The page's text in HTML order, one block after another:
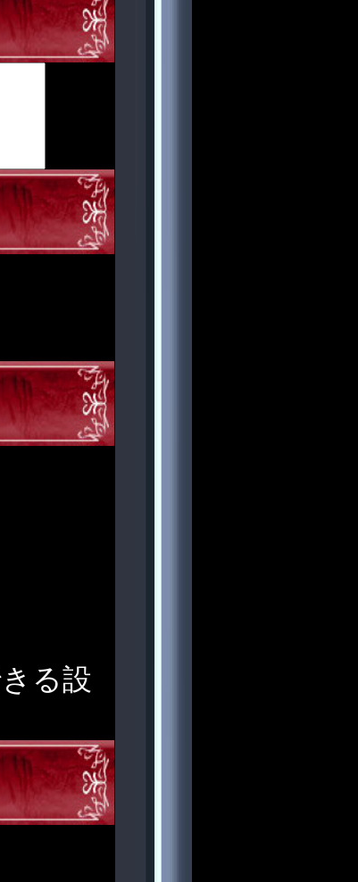
る設